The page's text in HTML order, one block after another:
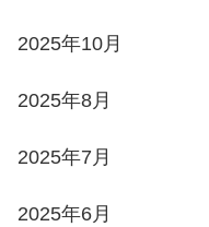
2025年10月
2025年8月
2025年7月
2025年6月